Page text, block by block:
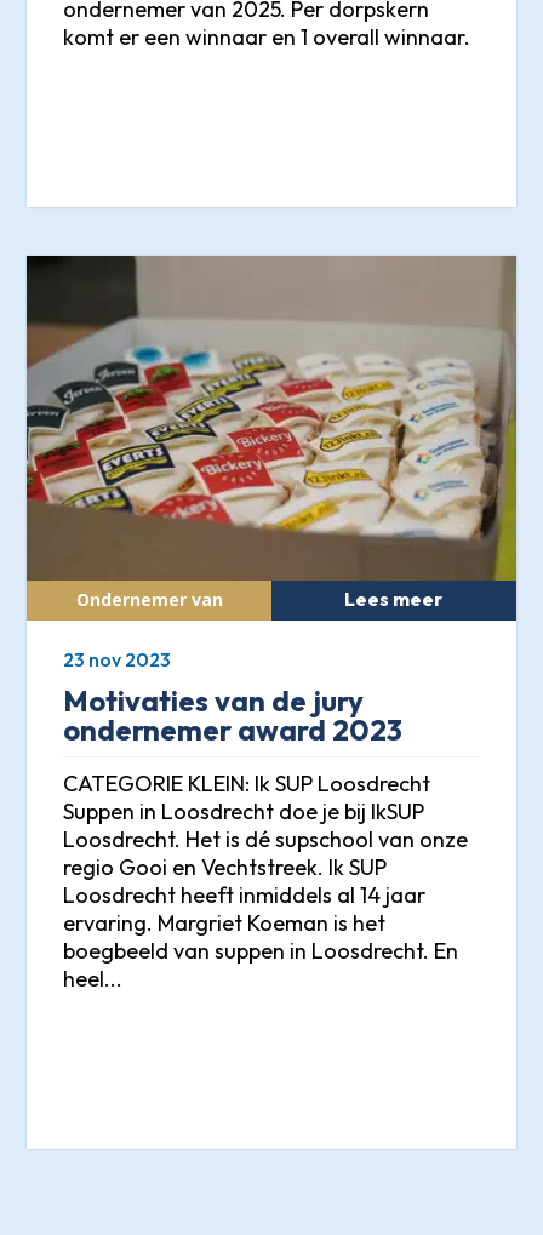
ondernemer van 2025. Per dorpskern
komt er een winnaar en 1 overall winnaar.
Motivaties van de jury
ondernemer award 2023
CATEGORIE KLEIN: Ik SUP Loosdrecht
Suppen in Loosdrecht doe je bij IkSUP
Loosdrecht. Het is dé supschool van onze
regio Gooi en Vechtstreek. Ik SUP
Loosdrecht heeft inmiddels al 14 jaar
ervaring. Margriet Koeman is het
boegbeeld van suppen in Loosdrecht. En
heel...
Lees meer
23 nov 2023